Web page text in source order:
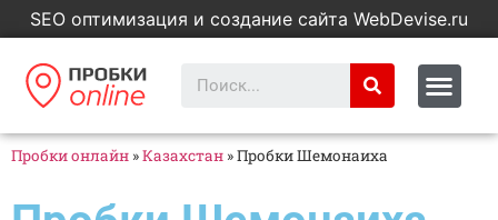
SEO оптимизация и создание сайта WebDevise.ru
Пробки онлайн »Казахстан »Пробки Шемонаиха